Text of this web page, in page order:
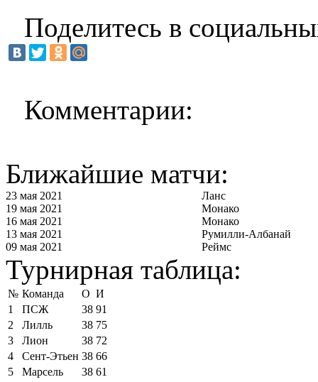
Поделитесь в
Комментарии:
Ближайшие матчи:
23 мая 2021
Ланс
19 мая 2021
Монако
16 мая 2021
Монако
13 мая 2021
Румилли-Албанай
09 мая 2021
Реймс
Турнирная таблица:
№ Команда О И
1
ПСЖ 38 91
2
Лилль 38 75
3
Лион 38 72
4
Сент-Этьен 38 66
5
Марсель 38 61